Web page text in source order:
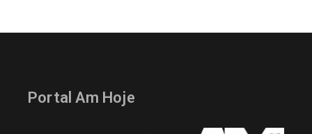
Portal Am Hoje